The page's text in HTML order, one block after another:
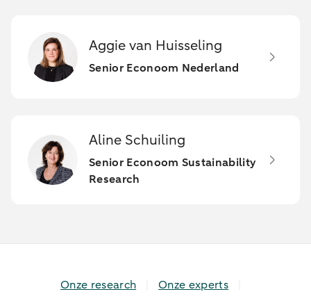
Aggie van Huisseling
Senior Econoom Nederland
Aline Schuiling
Senior Econoom Sustainability
Research
Onze research Onze experts